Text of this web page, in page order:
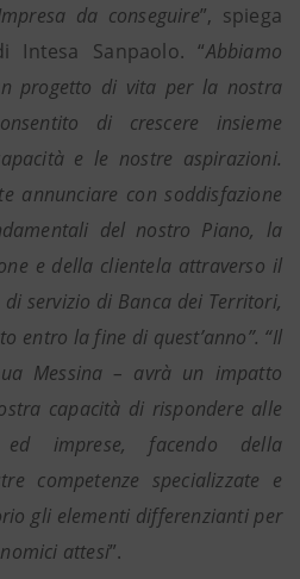
da conseguire”, spiega
Intesa Sanpaolo. “Abbiamo
progetto di vita per la nostra
di crescere insieme
e le nostre aspirazioni.
annunciare con soddisfazione
del nostro Piano, la
e della clientela attraverso il
servizio di Banca dei Territori,
entro la fine di quest’anno”. “Il
Messina – avrà un impatto
capacità di rispondere alle
imprese, facendo della
competenze specializzate e
gli elementi differenzianti per
attesi”.